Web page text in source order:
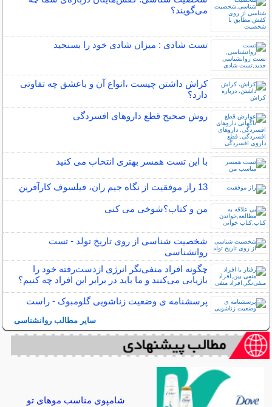
می‌گویند؟
تست شادی : میزان شادی خود را بسنجید
کراش داشتن چیست ،انواع آن و باعشق چه تفاوتی
دارد؟
روش صحیح قطع داروهای افسردگی
با این تست همسر بهتری انتخاب می کنید
13 راز موفقیت از نگاه جیم ران، فیلسوف کارآفرین
من و کتاب؟شوخی می کنی
شخصیت شناسی از روی تاریخ تولد - تست
روانشناسی
چگونه افراد منفی‌نگر انرژی ازدست‌رفته خود را
بازیابی می‌کنند و ما باید در برابر این افراد چه کنیم؟
پرسشنامه ی وضعیت زناشویی گلومبوک - راست
سایر مطالب روانشناسی
شامپوی مناسب موهای تو